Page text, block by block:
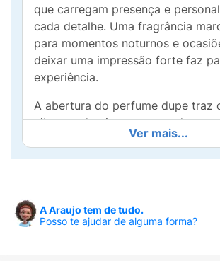
que carregam presença e
cada detalhe. Uma fragrância
para momentos noturnos e
deixar uma impressão forte faz
experiência.
A abertura do perfume dupe traz
vibrante da pimenta-rosa, do
bergamota italiana e do grapefruit.
coração, a fragrância evolui para
profundidade com patchouli,
do Haiti, criando um rastro
Ver mais...
A Araujo tem de tudo.
Posso te ajudar de alguma forma?